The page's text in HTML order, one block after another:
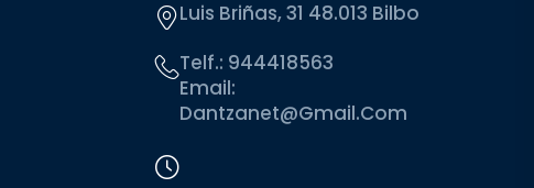
Luis Briñas, 31 48.013 Bilbo
Telf.: 944418563
Email:
Dantzanet@gmail.com